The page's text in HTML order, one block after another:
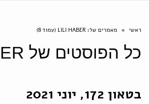
ראשי » מאמרים של: LILI HABER (עמוד 8)
כל הפוסטים של
בטאון 172, יוני 2021